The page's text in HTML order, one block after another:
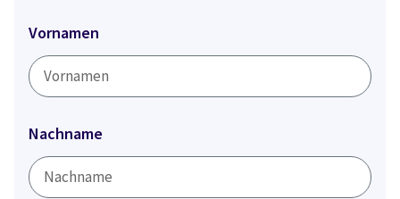
Vornamen
Nachname